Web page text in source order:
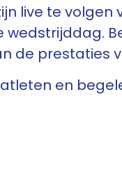
live te volgen
wedstrijddag.
de prestaties
en